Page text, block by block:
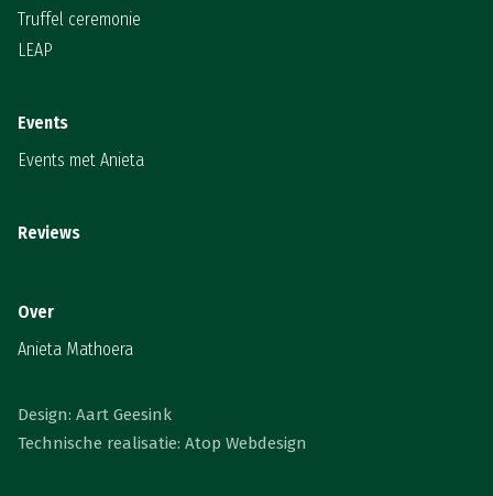
Truffel ceremonie
LEAP
Events
Events met Anieta
Reviews
Over
Anieta Mathoera
Design: Aart Geesink
Technische realisatie: Atop Webdesign